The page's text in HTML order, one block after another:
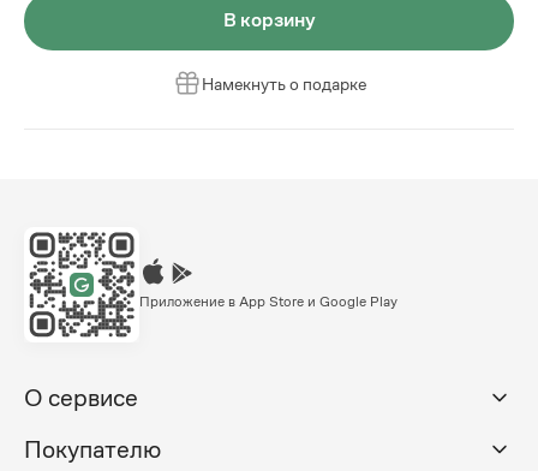
В корзину
Намекнуть о подарке
Приложение в App Store и Google Play
О сервисе
Покупателю